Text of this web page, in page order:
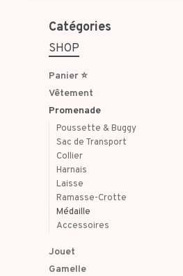
Catégories
SHOP
Panier ⭐
Vêtement
Promenade
Poussette & Buggy
Sac de Transport
Collier
Harnais
Laisse
Ramasse-Crotte
Médaille
Accessoires
Jouet
Gamelle